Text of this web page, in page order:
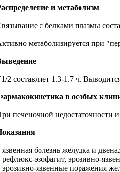
и метаболизм
с белками плазмы
метаболизируется при
2 составляет 1.3-1.7 ч.
в особых
печеночной недостаточности
болезнь желудка и
эзофагит, эрозивно-
эрозивно-язвенные поражения